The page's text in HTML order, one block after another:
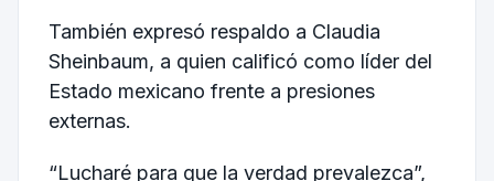
También expresó respaldo a Claudia
Sheinbaum, a quien calificó como líder del
Estado mexicano frente a presiones
externas.
“Lucharé para que la verdad prevalezca”,